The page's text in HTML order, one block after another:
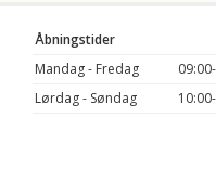
Åbningstider
Mandag - Fredag
Lørdag - Søndag